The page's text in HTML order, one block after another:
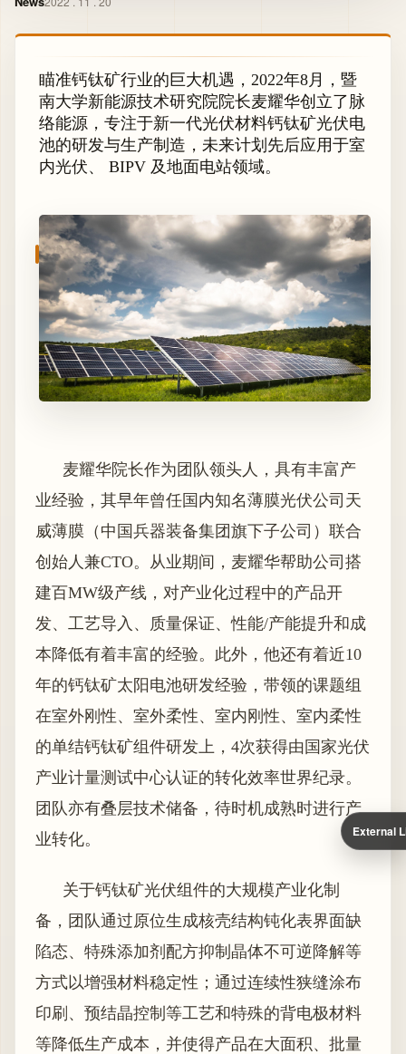
瞄准钙钛矿行业的巨大机遇，2022年8月，暨
南大学新能源技术研究院院长麦耀华创立了脉
络能源，专注于新一代光伏材料钙钛矿光伏电
池的研发与生产制造，未来计划先后应用于室
内光伏、 BIPV 及地面电站领域。
麦耀华院长作为团队领头人，具有丰富产
业经验，其早年曾任国内知名薄膜光伏公司天
威薄膜（中国兵器装备集团旗下子公司）联合
创始人兼CTO。从业期间，麦耀华帮助公司搭
建百MW级产线，对产业化过程中的产品开
发、工艺导入、质量保证、性能/产能提升和成
本降低有着丰富的经验。此外，他还有着近10
年的钙钛矿太阳电池研发经验，带领的课题组
在室外刚性、室外柔性、室内刚性、室内柔性
的单结钙钛矿组件研发上，4次获得由国家光伏
产业计量测试中心认证的转化效率世界纪录。
团队亦有叠层技术储备，待时机成熟时进行产
业转化。
关于钙钛矿光伏组件的大规模产业化制
备，团队通过原位生成核壳结构钝化表界面缺
陷态、特殊添加剂配方抑制晶体不可逆降解等
方式以增强材料稳定性；通过连续性狭缝涂布
印刷、预结晶控制等工艺和特殊的背电极材料
等降低生产成本，并使得产品在大面积、批量
External